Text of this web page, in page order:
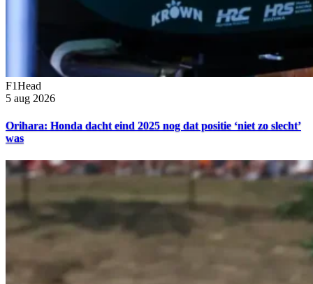
F1Head
5 aug 2026
Orihara: Honda dacht eind 2025 nog dat positie ‘niet zo slecht’
was